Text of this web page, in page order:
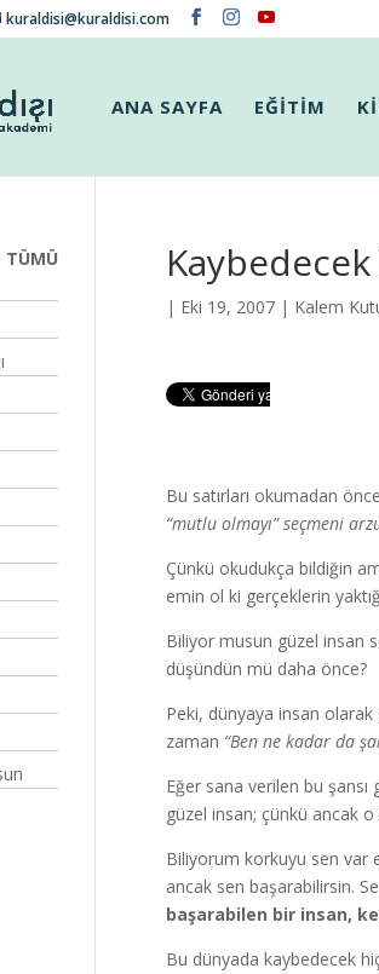
kuraldisi@kuraldisi.com
ANA SAYFA EĞİTİM
| Eki 19, 2007 | Kalem
Bu satırları okumadan
“mutlu olmayı” seçmeni
Çünkü okudukça bildiğin
emin ol ki gerçeklerin
Biliyor musun güzel insan
düşündün mü daha önce?
Peki, dünyaya insan olarak
zaman “Ben ne kadar da
Eğer sana verilen bu
güzel insan; çünkü ancak
Biliyorum korkuyu sen var
ancak sen başarabilirsin.
başarabilen bir insan,
Bu dünyada kaybedecek
TÜMÜ